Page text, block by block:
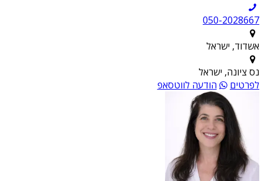
050-2028667
אשדוד, ישראל
נס ציונה, ישראל
לפרטים
הודעה לווטסאפ